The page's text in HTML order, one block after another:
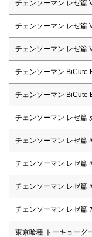
チェンソーマン レゼ篇
チェンソーマン レゼ篇
チェンソーマン レゼ篇
チェンソーマン BiCute
チェンソーマン BiCute
チェンソーマン レゼ篇
チェンソーマン レゼ篇 ﾊ
チェンソーマン レゼ篇
チェンソーマン レゼ篇
チェンソーマン レゼ篇
東京喰種 トーキョーグ